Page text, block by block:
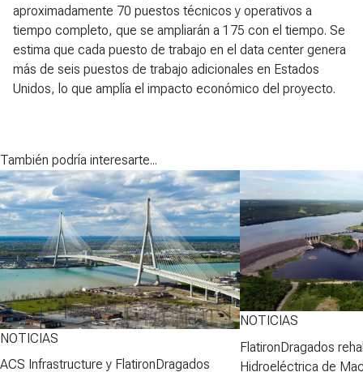
aproximadamente 70 puestos técnicos y operativos a
tiempo completo, que se ampliarán a 175 con el tiempo. Se
estima que cada puesto de trabajo en el data center genera
más de seis puestos de trabajo adicionales en Estados
Unidos, lo que amplía el impacto económico del proyecto.
También podría interesarte...
NOTICIAS
ACS Infrastructure y FlatironDragados
NOTICIAS
FlatironDragados
Hidroeléctrica de